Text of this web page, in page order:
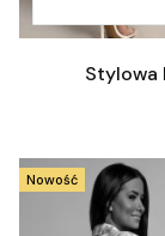
Stylowa
Nowość